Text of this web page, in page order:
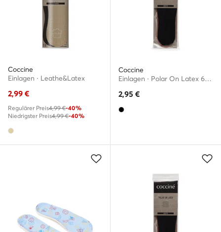
Coccine
Einlagen · Leathe&Latex
2,99 €
Regulärer Preis4,99 €-40%
Niedrigster Preis4,99 €-40%
Coccine
Einlagen · Polar On Latex 665/15/19-35/99AZ
2,95 €